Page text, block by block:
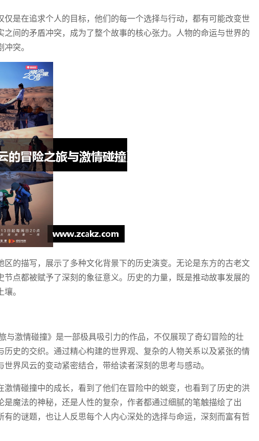
是在追求个人的目标，他们的每一个选择与行动，都有可能改变世
间的矛盾冲突，成为了整个故事的核心张力。人物的命运与世界的
突。
区的描写，展示了多种文化背景下的历史演变。无论是东方的古老文
点都被赋予了深刻的象征意义。历史的力量，既是推动故事发展的
。
与激情碰撞》是一部极具吸引力的作品，不仅展现了奇幻冒险的壮
史的交织。通过精心构建的世界观、复杂的人物关系以及紧张的情
界风云的变动紧密结合，带给读者深刻的思考与感动。
情碰撞中的成长，看到了他们在冒险中的蜕变，也看到了历史的洪
魔法的神秘，还是人性的复杂，作者都通过细腻的笔触描绘了出
的谜题，也让人反思每个人内心深处的选择与命运，深刻而富有哲